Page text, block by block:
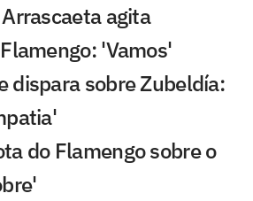
agita
'Vamos'
dispara sobre Zubeldía:
do Flamengo sobre o